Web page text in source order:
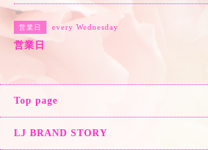
営業日 every Wednesday
営業日
Top page
LJ BRAND STORY